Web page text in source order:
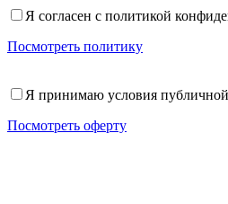
Я согласен с политикой
Посмотреть политику
Я принимаю условия
Посмотреть оферту